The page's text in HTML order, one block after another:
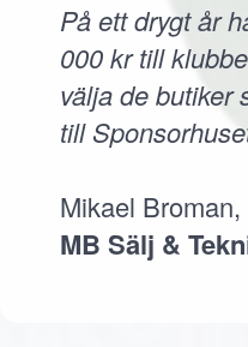
På ett drygt år
000 kr till
välja de butiker
till
Mikael Broman,
MB Sälj &